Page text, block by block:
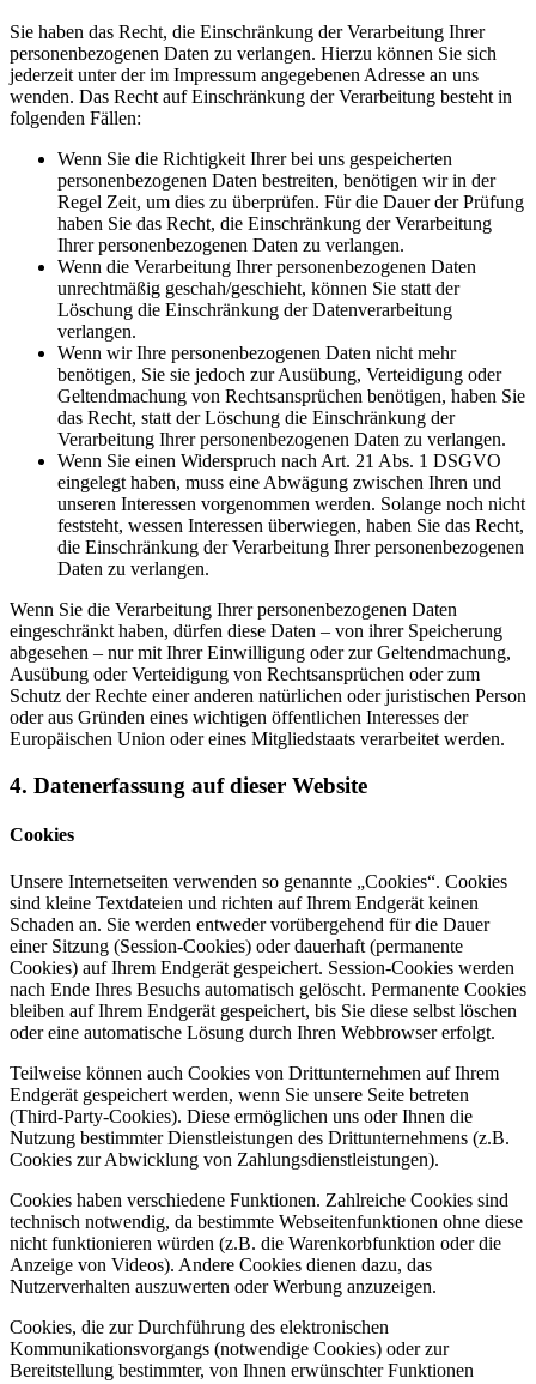
Sie haben das Recht, die Einschränkung der Verarbeitung Ihrer
personenbezogenen Daten zu verlangen. Hierzu können Sie sich
jederzeit unter der im Impressum angegebenen Adresse an uns
wenden. Das Recht auf Einschränkung der Verarbeitung besteht in
folgenden Fällen:
Wenn Sie die Richtigkeit Ihrer bei uns gespeicherten
personenbezogenen Daten bestreiten, benötigen wir in der
Regel Zeit, um dies zu überprüfen. Für die Dauer der Prüfung
haben Sie das Recht, die Einschränkung der Verarbeitung
Ihrer personenbezogenen Daten zu verlangen.
Wenn die Verarbeitung Ihrer personenbezogenen Daten
unrechtmäßig geschah/geschieht, können Sie statt der
Löschung die Einschränkung der Datenverarbeitung
verlangen.
Wenn wir Ihre personenbezogenen Daten nicht mehr
benötigen, Sie sie jedoch zur Ausübung, Verteidigung oder
Geltendmachung von Rechtsansprüchen benötigen, haben Sie
das Recht, statt der Löschung die Einschränkung der
Verarbeitung Ihrer personenbezogenen Daten zu verlangen.
Wenn Sie einen Widerspruch nach Art. 21 Abs. 1 DSGVO
eingelegt haben, muss eine Abwägung zwischen Ihren und
unseren Interessen vorgenommen werden. Solange noch nicht
feststeht, wessen Interessen überwiegen, haben Sie das Recht,
die Einschränkung der Verarbeitung Ihrer personenbezogenen
Daten zu verlangen.
Wenn Sie die Verarbeitung Ihrer personenbezogenen Daten
eingeschränkt haben, dürfen diese Daten – von ihrer Speicherung
abgesehen – nur mit Ihrer Einwilligung oder zur Geltendmachung,
Ausübung oder Verteidigung von Rechtsansprüchen oder zum
Schutz der Rechte einer anderen natürlichen oder juristischen Person
oder aus Gründen eines wichtigen öffentlichen Interesses der
Europäischen Union oder eines Mitgliedstaats verarbeitet werden.
4. Datenerfassung auf dieser Website
Cookies
Unsere Internetseiten verwenden so genannte „Cookies“. Cookies
sind kleine Textdateien und richten auf Ihrem Endgerät keinen
Schaden an. Sie werden entweder vorübergehend für die Dauer
einer Sitzung (Session-Cookies) oder dauerhaft (permanente
Cookies) auf Ihrem Endgerät gespeichert. Session-Cookies werden
nach Ende Ihres Besuchs automatisch gelöscht. Permanente Cookies
bleiben auf Ihrem Endgerät gespeichert, bis Sie diese selbst löschen
oder eine automatische Lösung durch Ihren Webbrowser erfolgt.
Teilweise können auch Cookies von Drittunternehmen auf Ihrem
Endgerät gespeichert werden, wenn Sie unsere Seite betreten
(Third-Party-Cookies). Diese ermöglichen uns oder Ihnen die
Nutzung bestimmter Dienstleistungen des Drittunternehmens (z.B.
Cookies zur Abwicklung von Zahlungsdienstleistungen).
Cookies haben verschiedene Funktionen. Zahlreiche Cookies sind
technisch notwendig, da bestimmte Webseitenfunktionen ohne diese
nicht funktionieren würden (z.B. die Warenkorbfunktion oder die
Anzeige von Videos). Andere Cookies dienen dazu, das
Nutzerverhalten auszuwerten oder Werbung anzuzeigen.
Cookies, die zur Durchführung des elektronischen
Kommunikationsvorgangs (notwendige Cookies) oder zur
Bereitstellung bestimmter, von Ihnen erwünschter Funktionen